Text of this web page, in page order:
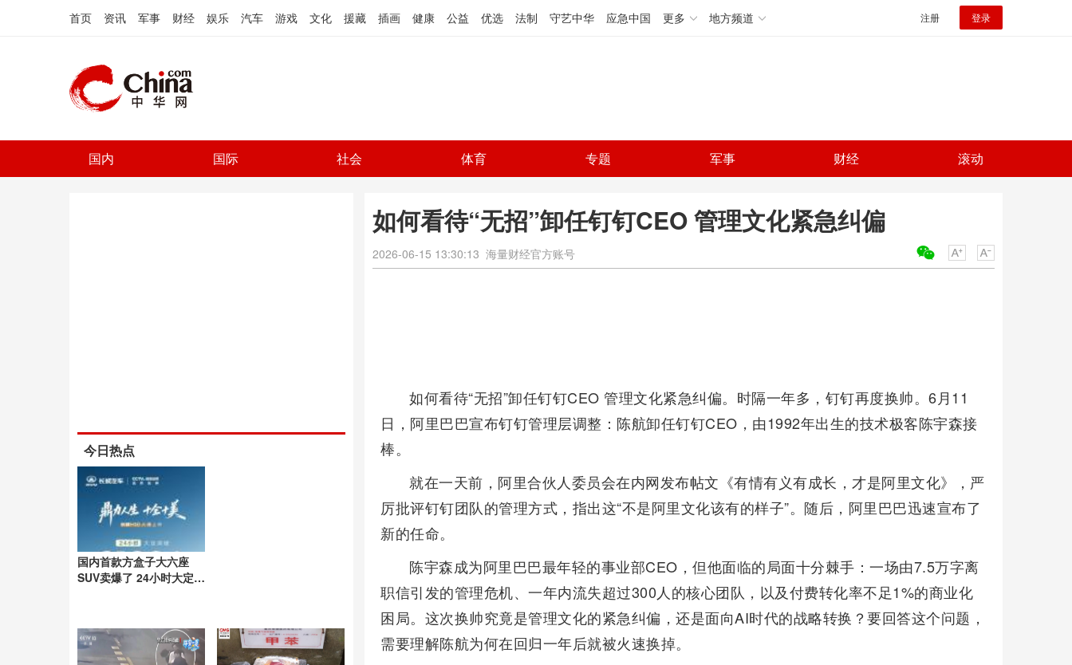
首页 资讯 军事 财经 娱乐 汽车 游戏 文化 援藏 插画 健康 公益 优选 法制 守艺中华 应急中国 更多 地方频道 注册 登录
国内 国际 社会 体育 专题 军事 财经 滚动
如何看待“无招”卸任钉钉CEO 管理文化紧急纠偏
2026-06-15 13:30:13 海量财经官方账号
如何看待“无招”卸任钉钉CEO 管理文化紧急纠偏。时隔一年多，钉钉再度换帅。6月11
日，阿里巴巴宣布钉钉管理层调整：陈航卸任钉钉CEO，由1992年出生的技术极客陈宇森接
棒。
就在一天前，阿里合伙人委员会在内网发布帖文《有情有义有成长，才是阿里文化》，严
厉批评钉钉团队的管理方式，指出这“不是阿里文化该有的样子”。随后，阿里巴巴迅速宣布了
新的任命。
陈宇森成为阿里巴巴最年轻的事业部CEO，但他面临的局面十分棘手：一场由7.5万字离
职信引发的管理危机、一年内流失超过300人的核心团队，以及付费转化率不足1%的商业化
困局。这次换帅究竟是管理文化的紧急纠偏，还是面向AI时代的战略转换？要回答这个问题，
需要理解陈航为何在回归一年后就被火速换掉。
今日热点
国内首款方盒子大六座
SUV卖爆了 24小时大定破